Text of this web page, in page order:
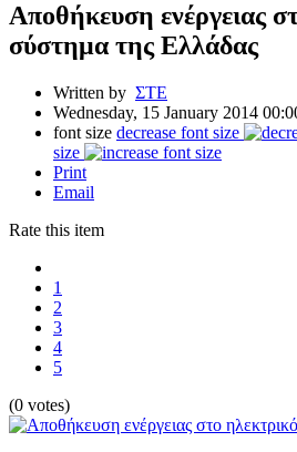
Αποθήκευση ενέργειας
σύστημα της Ελλάδας
Written by ΣΤΕ
Wednesday, 15 January 2014
font size decrease font size
size
Print
Email
Rate this item
1
2
3
4
5
(0 votes)